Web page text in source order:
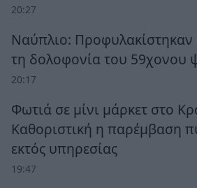
20:27
Ναύπλιο: Προφυλακίστηκαν
τη δολοφονία του 59χονου
20:17
Φωτιά σε μίνι μάρκετ στο
Καθοριστική η παρέμβαση
εκτός υπηρεσίας
19:47